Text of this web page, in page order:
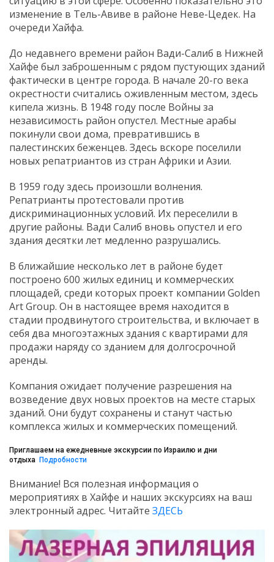
изменение в Тель-Авиве в районе Неве-Цедек. На
очереди Хайфа.
До недавнего времени район Вади-Салиб в Нижней
Хайфе был заброшенным с рядом пустующих зданий
фактически в центре города. В начале 20-го века
окрестности считались оживленным местом, здесь
кипела жизнь. В 1948 году после Войны за
независимость район опустел. Местные арабы
покинули свои дома, превратившись в
палестинских беженцев. Здесь вскоре поселили
новых репатриантов из стран Африки и Азии.
В 1959 году здесь произошли волнения.
Репатрианты протестовали против
дискриминационных условий. Их переселили в
другие районы. Вади Салиб вновь опустел и его
здания десятки лет медленно разрушались.
В ближайшие несколько лет в районе будет
построено 600 жилых единиц и коммерческих
площадей, среди которых проект компании Golden
Art Group. Он в настоящее время находится в
стадии продвинутого строительства, и включает в
себя два многоэтажных здания с квартирами для
продажи наряду со зданием для долгосрочной
аренды.
Компания ожидает получение разрешения на
возведение двух новых проектов на месте старых
зданий. Они будут сохранены и станут частью
комплекса жилых и коммерческих помещений.
Приглашаем на ежедневные экскурсии по Израилю и дни
отдыха Подробности
Внимание! Вся полезная информация о
мероприятиях в Хайфе и наших экскурсиях на ваш
электронный адрес. Читайте ЗДЕСЬ